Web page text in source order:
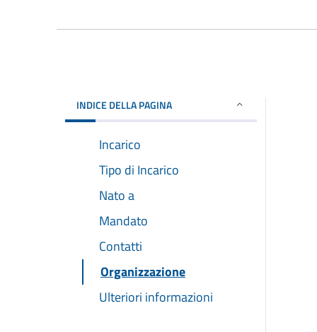
INDICE DELLA PAGINA
Incarico
Tipo di Incarico
Nato a
Mandato
Contatti
Organizzazione
Ulteriori informazioni